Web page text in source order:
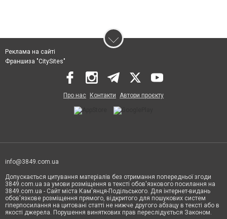
Реклама на сайті
Франшиза "CitySites"
Про нас Контакти Автори проєкту
info@3849.com.ua
Допускається цитування матеріалів без отримання попередньої згоди
3849.com.ua за умови розміщення в тексті обов'язкового посилання на
3849.com.ua - Сайт міста Кам'янця-Подільського. Для інтернет-видань
обов'язкове розміщення прямого, відкритого для пошукових систем
гіперпосилання на цитовані статті не нижче другого абзацу в тексті або в
якості джерела. Порушення виняткових прав переслідується Законом.